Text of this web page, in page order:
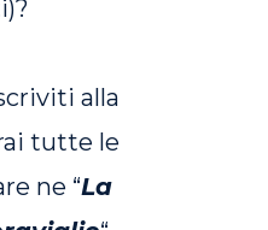
alla
tutte le
ne “La